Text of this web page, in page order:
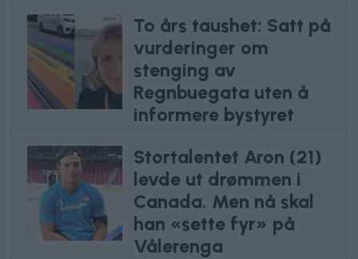
To års taushet: Satt på
vurderinger om
stenging av
Regnbuegata uten å
informere bystyret
Stortalentet Aron (21)
levde ut drømmen i
Canada. Men nå skal
han «sette fyr» på
Vålerenga